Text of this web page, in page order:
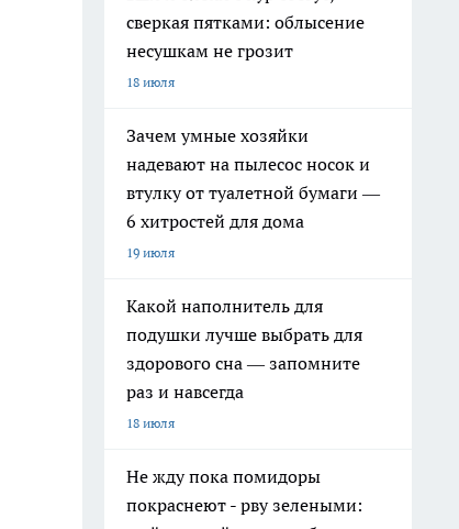
сверкая пятками: облысение
несушкам не грозит
18 июля
Зачем умные хозяйки
надевают на пылесос носок и
втулку от туалетной бумаги —
6 хитростей для дома
19 июля
Какой наполнитель для
подушки лучше выбрать для
здорового сна — запомните
раз и навсегда
18 июля
Не жду пока помидоры
покраснеют - рву зелеными: